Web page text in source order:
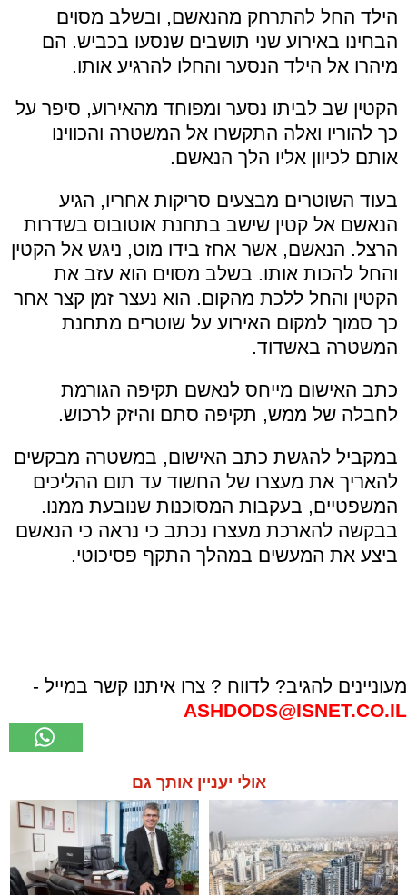
הילד החל להתרחק מהנאשם, ובשלב מסוים
הבחינו באירוע שני תושבים שנסעו בכביש. הם
מיהרו אל הילד הנסער והחלו להרגיע אותו.
הקטין שב לביתו נסער ומפוחד מהאירוע, סיפר על
כך להוריו ואלה התקשרו אל המשטרה והכווינו
אותם לכיוון אליו הלך הנאשם.
בעוד השוטרים מבצעים סריקות אחריו, הגיע
הנאשם אל קטין שישב בתחנת אוטובוס בשדרות
הרצל. הנאשם, אשר אחז בידו מוט, ניגש אל הקטין
והחל להכות אותו. בשלב מסוים הוא עזב את
הקטין והחל ללכת מהקום. הוא נעצר זמן קצר אחר
כך סמוך למקום האירוע על שוטרים מתחנת
המשטרה באשדוד.
כתב האישום מייחס לנאשם תקיפה הגורמת
לחבלה של ממש, תקיפה סתם והיזק לרכוש.
במקביל להגשת כתב האישום, במשטרה מבקשים
להאריך את מעצרו של החשוד עד תום ההליכים
המשפטיים, בעקבות המסוכנות שנובעת ממנו.
בבקשה להארכת מעצרו נכתב כי נראה כי הנאשם
ביצע את המעשים במהלך התקף פסיכוטי.
מעוניינים להגיב? לדווח ? צרו איתנו קשר במייל -
ASHDODS@ISNET.CO.IL
אולי יעניין אותך גם